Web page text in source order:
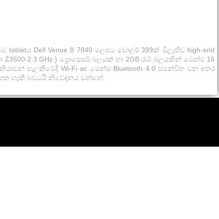
Dell Venue 8 7840 ලෙසට ඩොලර් 399ක් මිලැතිව high-end
2.3 GHz ) ප්‍රොසෙසර් බලයක් හා 2GB ‍රැම් බලයකින් මෙන්ම 16
සැලකීමේදී Wi-Fi ac මෙන්ම Bluetooth 4.0 සමන්විත වන අතර
ගත හැකි බවටයි නිවේදනය වන්නේ.